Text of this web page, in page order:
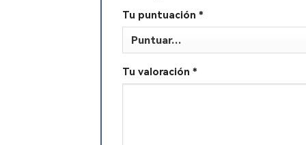
Tu puntuación *
Tu valoración *